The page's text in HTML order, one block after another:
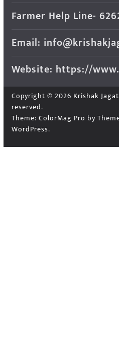
Farmer Help Line-
Email:
Website: https://
Copyright © 2026 Krishak
reserved.
Theme: ColorMag Pro by
WordPress.